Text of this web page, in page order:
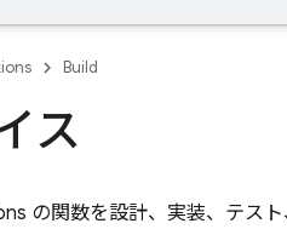
Build
ス
の関数を設計、実装、テス